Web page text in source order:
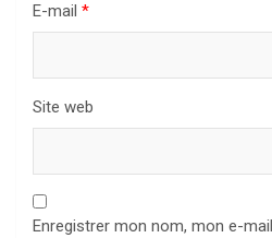
E-mail *
Site web
Enregistrer mon nom, mon e-